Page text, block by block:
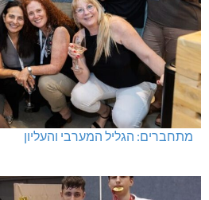
מתחברים: הגליל המערבי והעליון